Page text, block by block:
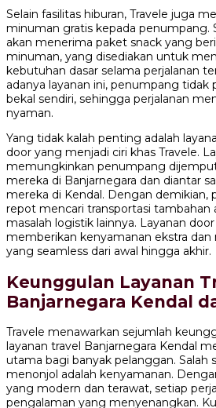
Selain fasilitas hiburan, Travele juga
minuman gratis kepada penumpang.
akan menerima paket snack yang
minuman, yang disediakan untuk
kebutuhan dasar selama perjalanan
adanya layanan ini, penumpang
bekal sendiri, sehingga perjalanan
nyaman.
Yang tidak kalah penting adalah
door yang menjadi ciri khas Travele.
memungkinkan penumpang
mereka di Banjarnegara dan diantar
mereka di Kendal. Dengan demikian,
repot mencari transportasi
masalah logistik lainnya. Layanan
memberikan kenyamanan ekstra dan
yang seamless dari awal hingga akhir.
Keunggulan Layanan
Banjarnegara Kendal
Travele menawarkan sejumlah
layanan travel Banjarnegara Kendal
utama bagi banyak pelanggan. Salah
menonjol adalah kenyamanan.
yang modern dan terawat, setiap
pengalaman yang menyenangkan.